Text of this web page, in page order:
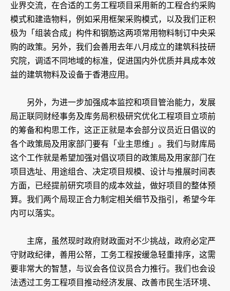
业界交流，在合适的工务工程项目采用新的工程合约采购
模式和建造物料，例如采用框架采购模式，以及我们正积
极为「组装合成」构件和钢筋这两项常用物料制订中央采
购的政策。另外，我们会善用去年八月成立的建筑科技研
究院，调适不同地域的标准，促进国内外优质并具成本效
益的建筑物料及设备于香港应用。
另外，为进一步加强成本监控和项目管治能力，发展
局正联同财经事务及库务局积极研究优化工程项目立项前
的筹备和构思工作，这正正就是本会部分议员近日倡议的
各个政策局及用家部门要有「业主思维」。我们与财库局
这个工作就是希望加强对倡议项目的政策局及用家部门在
项目选址、用途组合、决定项目规模、设计与推展时间表
方面，已经提前研究项目的成本效益，做好项目的整体预
算。我们两个局现正合力制定相关细节及指引，希望今年
内可以落实。
主席，虽然现时政府财政面对不少挑战，政府必定严
守财政纪律，善用公帑，工务工程按缓急轻重排序，这需
要非常大的智慧，与议会各位议员合力推行。我们也会设
法透过工务工程项目推动经济发展、改善市民生活环境、